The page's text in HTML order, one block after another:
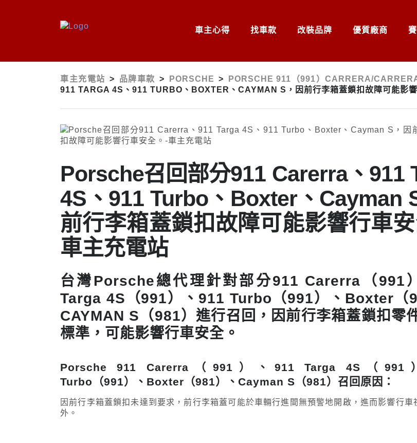
車主心得 找車款 改裝品牌 優質廠商
車主充電站 > 品牌車款 > PORSCHE > PORSCHE 911（991）CARRERA/
911 TARGA 4S、911 TURBO、BOXTER、CAYMAN S，因前行李箱蓋鎖扣故障可能影
Porsche召回部分911 Carerra、911
4S、911 Turbo、Boxter、Cayman
前行李箱蓋鎖扣故障可能影響行車
車主充電站
台灣Porsche總代理針對部分911 Carerra（991
Targa 4S（991）、911 Turbo（991）、Boxter（
CAYMAN S（981）進行召回，因前行李箱蓋鎖扣零
標準，可能影響行車安全。
Porsche 911 Carerra（991）、911 Targa 4S（991
Turbo（991）、Boxter（981）、Cayman S（981）召回原因：
因前行李箱蓋鎖扣未達到要求，前行李箱蓋可能於車輛行進間無預警地開啟，進而影響行車
外。